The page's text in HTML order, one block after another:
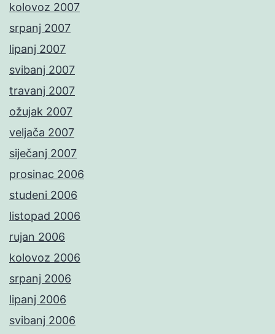
kolovoz 2007
srpanj 2007
lipanj 2007
svibanj 2007
travanj 2007
ožujak 2007
veljača 2007
siječanj 2007
prosinac 2006
studeni 2006
listopad 2006
rujan 2006
kolovoz 2006
srpanj 2006
lipanj 2006
svibanj 2006